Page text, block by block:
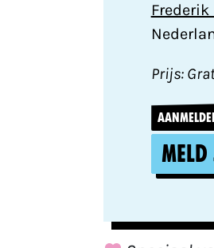
Prijs: